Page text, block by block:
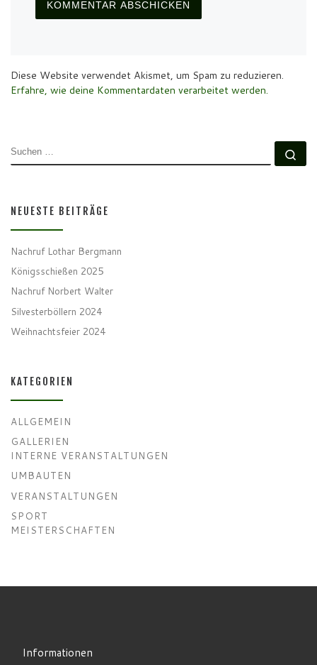
Diese Website verwendet Akismet, um Spam zu reduzieren.
Erfahre, wie deine Kommentardaten verarbeitet werden.
SUCHE
NEUESTE BEITRÄGE
Nachruf Lothar Bergmann
Königsschießen 2025
Nachruf Norbert Walter
Silvesterböllern 2024
Weihnachtsfeier 2024
KATEGORIEN
ALLGEMEIN
GALLERIEN
INTERNE VERANSTALTUNGEN
UMBAUTEN
VERANSTALTUNGEN
SPORT
MEISTERSCHAFTEN
Informationen